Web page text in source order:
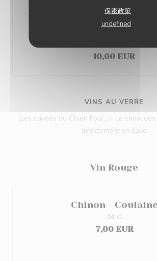
保密政策
undefined
(Rhum ambré, citron vert, jus ananas
10,00 EUR
VINS AU VERRE
(Les cuvées du Chien Fou)... - Le choix
directement en cave
Vin Rouge
Chinon - Coulaine
7,00 EUR
14 cl